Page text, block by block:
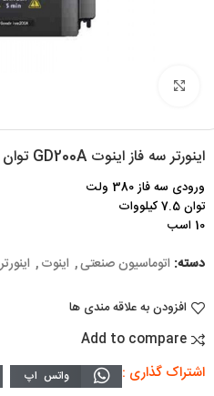
اینورتر سه فاز اینوت GD200A توان 7.5 کیلووات
ورودی سه فاز 380 ولت
توان 7.5 کیلووات
10 اسب
دسته: اتوماسیون صنعتی, اینوت, اینورتر
افزودن به علاقه مندی ها
Add to compare
اشتراک گذاری : واتس اپ